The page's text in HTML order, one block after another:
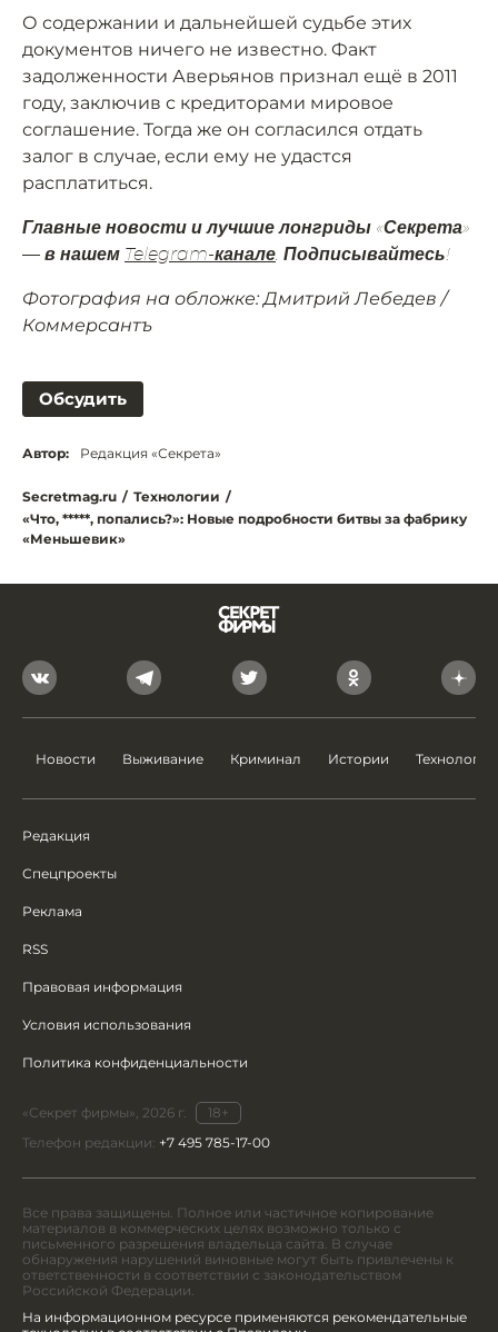
О содержании и дальнейшей судьбе этих
документов ничего не известно. Факт
задолженности Аверьянов признал ещё в 2011
году, заключив с кредиторами мировое
соглашение. Тогда же он согласился отдать
залог в случае, если ему не удастся
расплатиться.
Главные новости и лучшие лонгриды «Секрета»
— в нашем Telegram-канале . Подписывайтесь!
Фотография на обложке: Дмитрий Лебедев /
Коммерсантъ
Обсудить
Автор: Редакция «Секрета»
Secretmag.ru / Технологии /
«Что, *****, попались?»: Новые подробности битвы за фабрику
«Меньшевик»
Новости Выживание Криминал Истории Технологии
Редакция
Спецпроекты
Реклама
RSS
Правовая информация
Условия использования
Политика конфиденциальности
«Секрет фирмы», 2026 г.
18+
Телефон редакции: +7 495 785-17-00
Все права защищены. Полное или частичное копирование
материалов в коммерческих целях возможно только с
письменного разрешения владельца сайта. В случае
обнаружения нарушений виновные могут быть привлечены к
ответственности в соответствии с законодательством
Российской Федерации.
На информационном ресурсе применяются рекомендательные